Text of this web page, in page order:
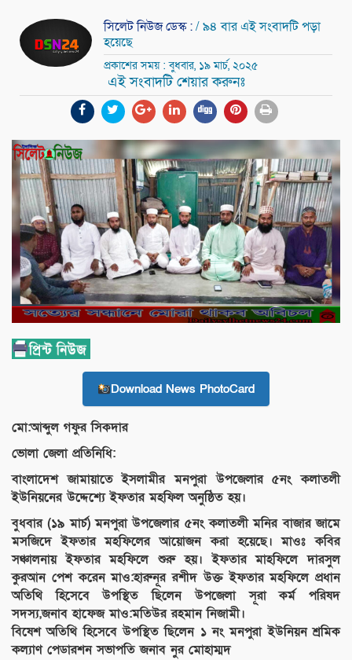
সিলেট নিউজ ডেস্ক :/ ৯৪ বার এই সংবাদটি পড়া
হয়েছে
প্রকাশের সময় : বুধবার, ১৯ মার্চ, ২০২৫
এই সংবাদটি শেয়ার করুনঃ
Download News PhotoCard
মো:আব্দুল গফুর সিকদার
ভোলা জেলা প্রতিনিধি:
বাংলাদেশ জামায়াতে ইসলামীর মনপুরা উপজেলার ৫নং কলাতলী
ইউনিয়নের উদ্দেশ্যে ইফতার মহফিল অনুষ্ঠিত হয়।
বুধবার (১৯ মার্চ) মনপুরা উপজেলার ৫নং কলাতলী মনির বাজার জামে
মসজিদে ইফতার মহফিলের আয়োজন করা হয়েছে। মাওঃ কবির
সঞ্চালনায় ইফতার মহফিলে শুরু হয়। ইফতার মাহফিলে দারসুল
কুরআন পেশ করেন মাও:হারুনূর রশীদ উক্ত ইফতার মহফিলে প্রধান
অতিথি হিসেবে উপস্থিত ছিলেন উপজেলা সূরা কর্ম পরিষদ
সদস্য,জনাব হাফেজ মাও:মতিউর রহমান নিজামী।
বিষেশ অতিথি হিসেবে উপস্থিত ছিলেন ১ নং মনপুরা ইউনিয়ন শ্রমিক
কল্যাণ পেডারশন সভাপতি জনাব নুর মোহাম্মদ